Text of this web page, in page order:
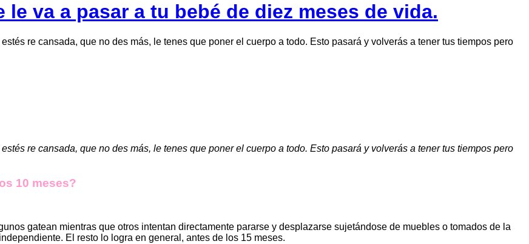
le va a pasar a tu bebé de diez meses de vida.
re cansada, que no des más, le tenes que poner el cuerpo a todo. Esto pasará y volverás a tener tus tiempos pero
re cansada, que no des más, le tenes que poner el cuerpo a todo. Esto pasará y volverás a tener tus tiempos pero
10 meses?
gatean mientras que otros intentan directamente pararse y desplazarse sujetándose de muebles o tomados de la
El resto lo logra en general, antes de los 15 meses.